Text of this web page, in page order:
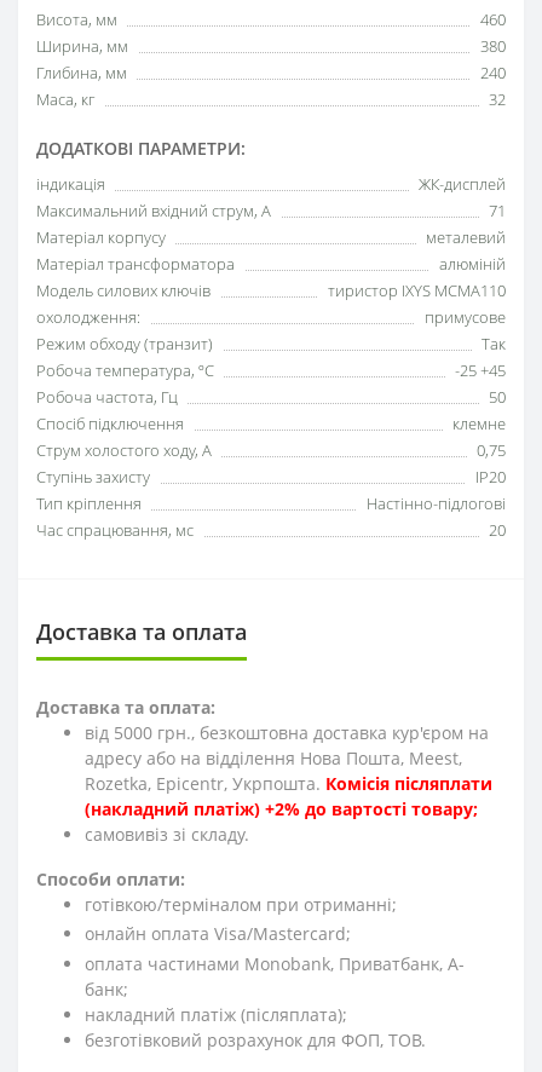
Висота, мм
460
Ширина, мм
380
Глибина, мм
240
Маса, кг
32
ДОДАТКОВІ ПАРАМЕТРИ:
індикація
ЖК-дисплей
Максимальний вхідний струм, А
71
Матеріал корпусу
металевий
Матеріал трансформатора
алюміній
Модель силових ключів
тиристор IXYS MCMA110
охолодження:
примусове
Режим обходу (транзит)
Так
Робоча температура, ºC
-25 +45
Робоча частота, Гц
50
Спосіб підключення
клемне
Струм холостого ходу, А
0,75
Ступінь захисту
IP20
Тип кріплення
Настінно-підлогові
Час спрацювання, мс
20
Доставка та оплата
Доставка та оплата:
від 5000 грн., безкоштовна доставка кур'єром на
адресу або на відділення Нова Пошта, Meest,
Rozetka, Epicentr, Укрпошта. Комісія післяплати
(накладний платіж) +2% до вартості товару;
cамовивіз зі складу.
Способи оплати:
готівкою/терміналом при отриманні;
онлайн оплата Visa/Mastercard;
оплата частинами Monobank, Приватбанк, А-
банк;
накладний платіж (післяплата);
безготівковий розрахунок для ФОП, ТОВ.